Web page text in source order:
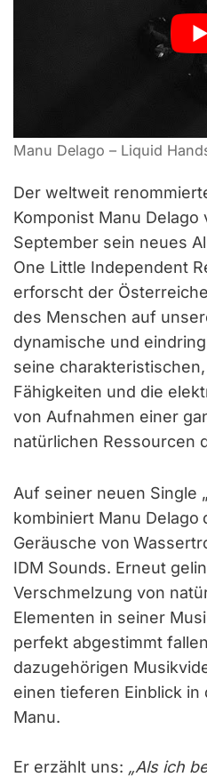
Manu Delago – Liquid
Der weltweit
Komponist Manu
September sein neues
One Little Independent
erforscht der
des Menschen auf
dynamische und
seine
Fähigkeiten und die
von Aufnahmen einer
natürlichen Ressourcen
Auf seiner neuen Single „
kombiniert Manu Delago
Geräusche von
IDM Sounds. Erneut
Verschmelzung von
Elementen in seiner
perfekt abgestimmt
dazugehörigen
einen tieferen Einblick in
Manu.
Er erzählt uns: „Als ich